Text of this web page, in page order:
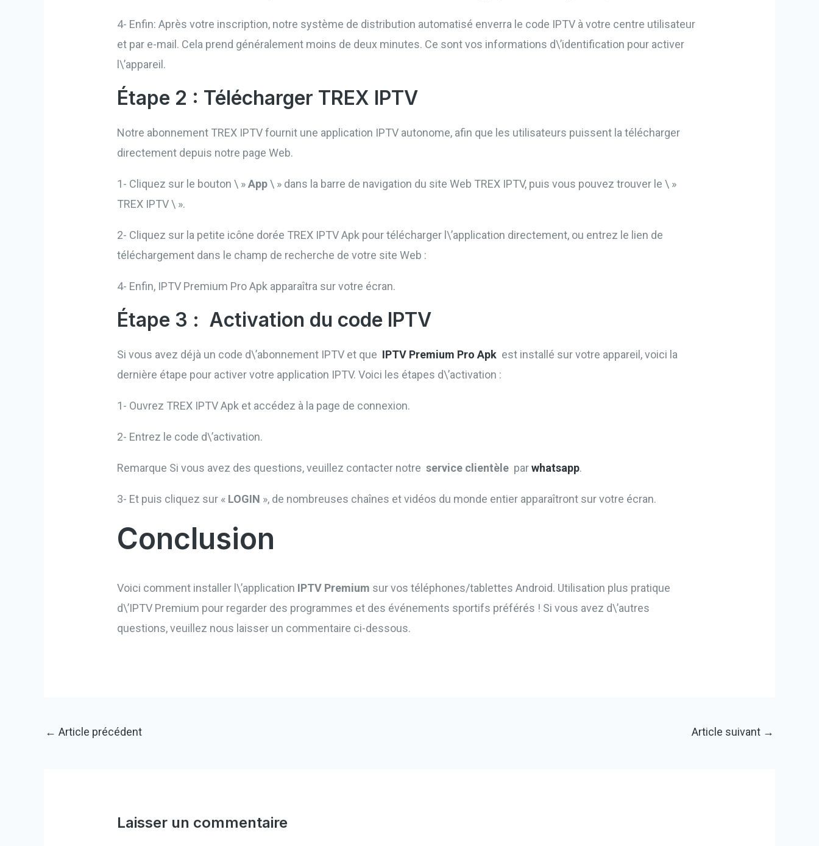
4- Enfin: Après votre inscription, notre système de distribution automatisé enverra le code IPTV à votre centre utilisateur
et par e-mail. Cela prend généralement moins de deux minutes. Ce sont vos informations d\’identification pour activer
l\’appareil.
Étape 2 : Télécharger TREX IPTV
Notre abonnement TREX IPTV fournit une application IPTV autonome, afin que les utilisateurs puissent la télécharger
directement depuis notre page Web.
1- Cliquez sur le bouton \ »App\ » dans la barre de navigation du site Web TREX IPTV, puis vous pouvez trouver le \ »
TREX IPTV \ ».
2- Cliquez sur la petite icône dorée TREX IPTV Apk pour télécharger l\’application directement, ou entrez le lien de
téléchargement dans le champ de recherche de votre site Web :
4- Enfin, IPTV Premium Pro Apk apparaîtra sur votre écran.
Étape 3 : Activation du code IPTV
Si vous avez déjà un code d\’abonnement IPTV et que IPTV Premium Pro Apk est installé sur votre appareil, voici la
dernière étape pour activer votre application IPTV. Voici les étapes d\’activation :
1- Ouvrez TREX IPTV Apk et accédez à la page de connexion.
2- Entrez le code d\’activation.
Remarque Si vous avez des questions, veuillez contacter notreservice clientèle parwhatsapp.
3- Et puis cliquez sur « LOGIN », de nombreuses chaînes et vidéos du monde entier apparaîtront sur votre écran.
Conclusion
Voici comment installer l\’application IPTV Premium sur vos téléphones/tablettes Android. Utilisation plus pratique
d\’IPTV Premium pour regarder des programmes et des événements sportifs préférés ! Si vous avez d\’autres
questions, veuillez nous laisser un commentaire ci-dessous.
← Article précédent Article suivant →
Laisser un commentaire